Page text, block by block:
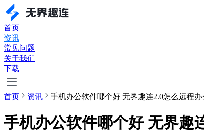
首页
资讯
常见问题
关于我们
下载
首页 资讯 手机办公软件哪个好 无界趣连2.0怎么远程办
手机办公软件哪个好 无界趣